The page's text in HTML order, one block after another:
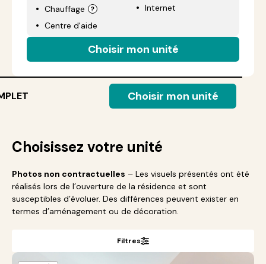
Chauffage
Internet
Centre d'aide
Choisir mon unité
Choisir mon unité
Choisissez votre unité
Photos non contractuelles – Les visuels présentés ont été
réalisés lors de l’ouverture de la résidence et sont
susceptibles d’évoluer. Des différences peuvent exister en
termes d’aménagement ou de décoration.
Filtres